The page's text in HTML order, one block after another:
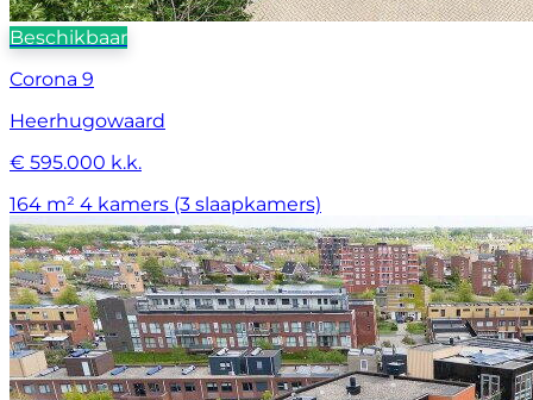
Beschikbaar
Corona 9
Heerhugowaard
€ 595.000 k.k.
164 m² 4 kamers (3 slaapkamers)